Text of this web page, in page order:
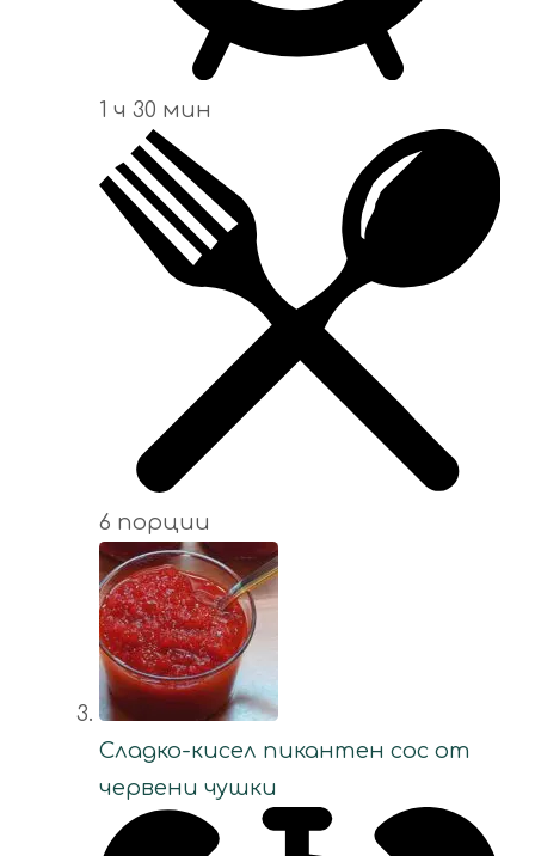
1 ч 30 мин
6 порции
Сладко-кисел пикантен сос от
червени чушки